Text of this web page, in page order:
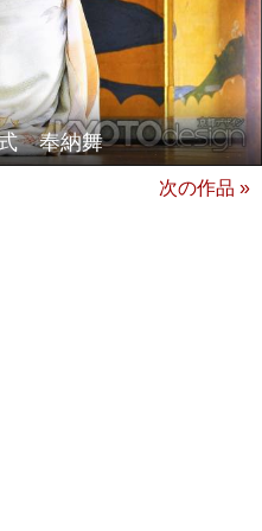
奉納舞
次の作品 »